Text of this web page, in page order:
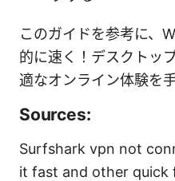
このガイドを参考に、
的に速く！デスクトッ
適なオンライン体験を
Sources:
Surfshark vpn not
it fast and other quick